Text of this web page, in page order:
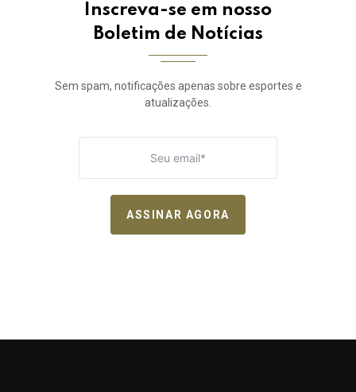
Inscreva-se em nosso
Boletim de Notícias
Sem spam, notificações apenas sobre esportes e
atualizações.
ASSINAR AGORA